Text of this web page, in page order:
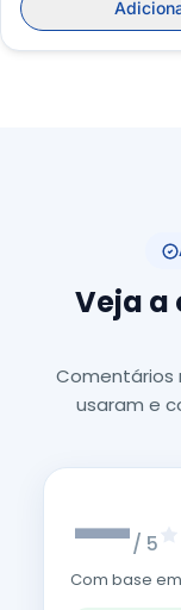
Veja a
Comentários
usaram e
—/ 5
Com base em